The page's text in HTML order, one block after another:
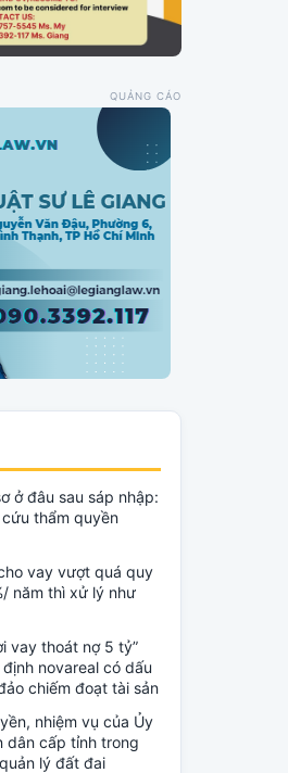
QUẢNG CÁO
ở đâu sau sáp nhập:
thẩm quyền
vay vượt quá quy
năm thì xử lý như
vay thoát nợ 5 tỷ”
novareal có dấu
chiếm đoạt tài sản
nhiệm vụ của Ủy
dân cấp tỉnh trong
lý đất đai